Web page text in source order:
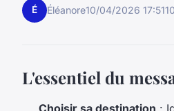
É Éléanore10/04/2026 17:51
L'essentiel du
Choisir sa destination :